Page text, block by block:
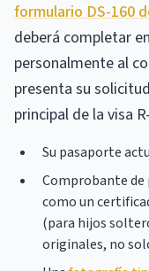
formulario DS-160
deberá completar
personalmente al
presenta su
principal de la visa
Su pasaporte
Comprobante de
como un
(para hijos
originales, no